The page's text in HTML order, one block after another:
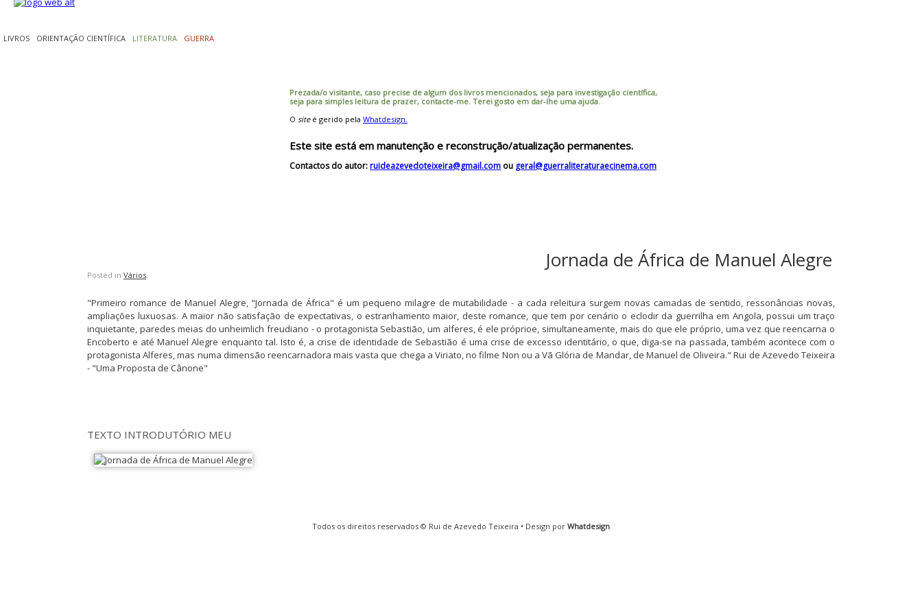
LIVROS ORIENTAÇÃO CIENTÍFICA LITERATURA GUERRA
Prezada/o visitante, caso precise de algum dos livros mencionados, seja para investigação científica,
seja para simples leitura de prazer, contacte-me. Terei gosto em dar-lhe uma ajuda.
O siteé gerido pela Whatdesign.
Este site está em manutenção e reconstrução/atualização permanentes.
Contactos do autor:ruideazevedoteixeira@gmail.com ou geral@guerraliteraturaecinema.com
Jornada de África de Manuel Alegre
Posted in Vários,
"Primeiro romance de Manuel Alegre, "Jornada de África" é um pequeno milagre de mutabilidade - a cada releitura surgem novas camadas de sentido, ressonâncias novas,
ampliações luxuosas. A maior não satisfação de expectativas, o estranhamento maior, deste romance, que tem por cenário o eclodir da guerrilha em Angola, possui um traço
inquietante, paredes meias do unheimlich freudiano - o protagonista Sebastião, um alferes, é ele próprioe, simultaneamente, mais do que ele próprio, uma vez que reencarna o
Encoberto e até Manuel Alegre enquanto tal. Isto é, a crise de identidade de Sebastião é uma crise de excesso identitário, o que, diga-se na passada, também acontece com o
protagonista Alferes, mas numa dimensão reencarnadora mais vasta que chega a Viriato, no filme Non ou a Vã Glória de Mandar, de Manuel de Oliveira." Rui de Azevedo Teixeira
- "Uma Proposta de Cânone"
TEXTO INTRODUTÓRIO MEU
Todos os direitos reservados © Rui de Azevedo Teixeira • Design por Whatdesign